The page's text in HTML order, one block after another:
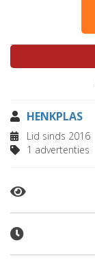
HENKPLAS
Lid sinds 2016
1 advertenties